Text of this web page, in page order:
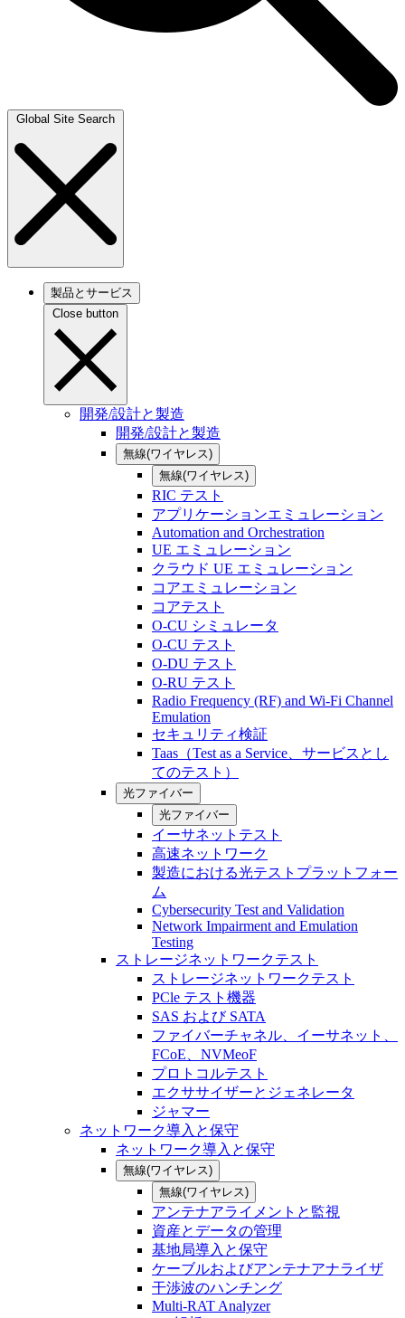
Global Site Search
製品とサービス
Close button
開発/設計と製造
開発/設計と製造
無線(ワイヤレス)
無線(ワイヤレス)
RIC テスト
アプリケーションエミュレーション
Automation and Orchestration
UE エミュレーション
クラウド UE エミュレーション
コアエミュレーション
コアテスト
O-CU シミュレータ
O-CU テスト
O-DU テスト
O-RU テスト
Radio Frequency (RF) and Wi-Fi Channel
Emulation
セキュリティ検証
Taas（Test as a Service、サービスとし
てのテスト）
光ファイバー
光ファイバー
イーサネットテスト
高速ネットワーク
製造における光テストプラットフォー
ム
Cybersecurity Test and Validation
Network Impairment and Emulation
Testing
ストレージネットワークテスト
ストレージネットワークテスト
PCle テスト機器
SAS および SATA
ファイバーチャネル、イーサネット、
FCoE、NVMeoF
プロトコルテスト
エクササイザーとジェネレータ
ジャマー
ネットワーク導入と保守
ネットワーク導入と保守
無線(ワイヤレス)
無線(ワイヤレス)
アンテナアライメントと監視
資産とデータの管理
基地局導入と保守
ケーブルおよびアンテナアナライザ
干渉波のハンチング
Multi-RAT Analyzer